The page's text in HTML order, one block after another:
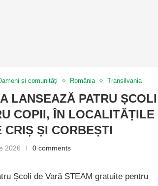
și comunități România Transilvania
LANSEAZĂ PATRU ȘCOLI
COPII, ÎN LOCALITĂȚILE
ȘI CORBEȘTI
2026 0 comments
Școli de Vară STEAM gratuite pentru